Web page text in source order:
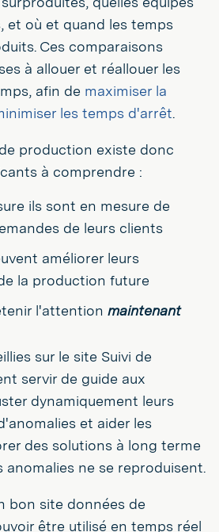
et où et quand les temps
Ces comparaisons
à allouer et réallouer les
afin de maximiser la
les temps d'arrêt.
production existe donc
à comprendre :
ils sont en mesure de
de leurs clients
améliorer leurs
la production future
l'attention maintenant
sur le site Suivi de
servir de guide aux
dynamiquement leurs
et aider les
des solutions à long terme
anomalies ne se reproduisent.
bon site données de
être utilisé en temps réel